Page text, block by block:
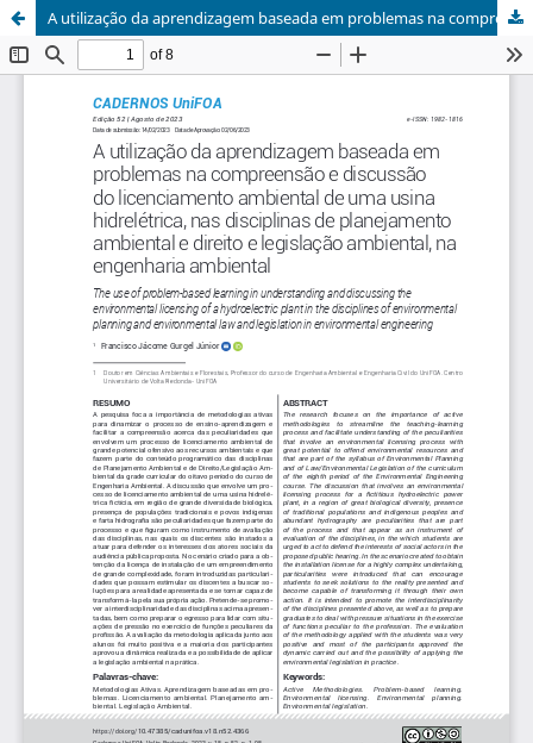
A utilização da aprendizagem baseada em problemas na compreensão e discussão do licenciamento ambiental de uma usina hidrelétrica nas disciplinas de Planejamento Ambiental e Direito e Legislação Ambiental na Engenharia Ambiental